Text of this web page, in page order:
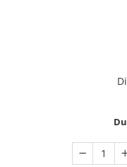
Burghie pentru metal